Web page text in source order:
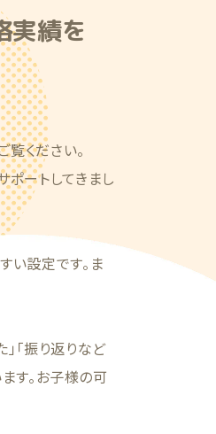
実績を
ください。
ートしてきまし
い設定です。ま
「振り返りなど
す。お子様の可